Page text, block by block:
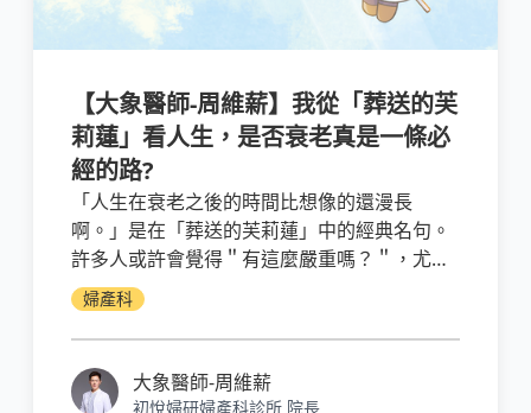
【大象醫師-周維薪】我從「葬送的芙
莉蓮」看人生，是否衰老真是一條必
經的路?
「人生在衰老之後的時間比想像的還漫長
啊。」是在「葬送的芙莉蓮」中的經典名句。
許多人或許會覺得＂有這麼嚴重嗎？＂，尤其
內政部111年統計國人平均壽命接近八十歲，
但在這八十年當中，我們的「健康平均餘命」
上次108年的統計年齡是七十二歲，也就是可
以自由行走、旅遊、逛美食地圖甚至出國的日
子有多長。但這也代表了我們老年時平均要躺
婦產科
大象醫師-周維薪
初悅婦研婦產科診所 院長